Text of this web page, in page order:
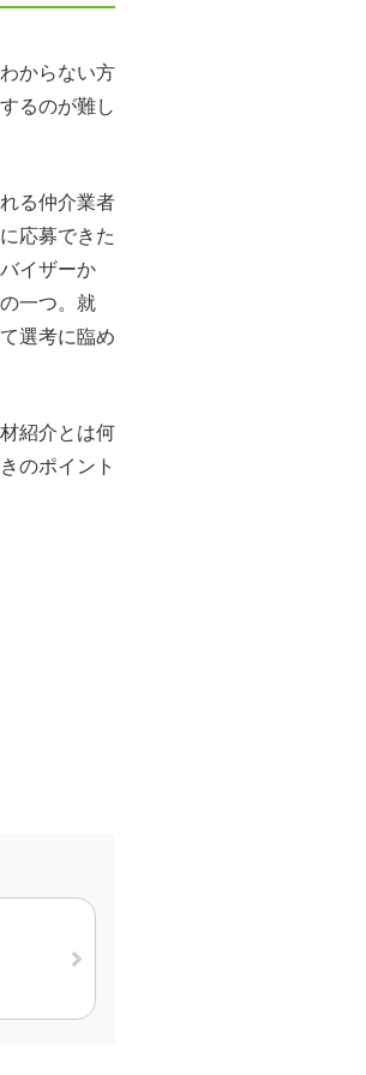
からない方
るのが難し
る仲介業者
応募できた
イザーか
一つ。就
選考に臨め
紹介とは何
のポイント